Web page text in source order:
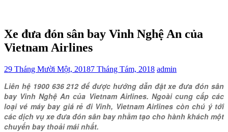
Xe đưa đón sân bay Vinh Nghệ An của
Vietnam Airlines
29 Tháng Mười Một, 20187 Tháng Tám, 2018 admin
Liên hệ 1900 636 212 để được hướng dẫn đặt xe đưa đón sân
bay Vinh Nghệ An của Vietnam Airlines. Ngoài cung cấp các
loại vé máy bay giá rẻ đi Vinh, Vietnam Airlines còn chú ý tới
các dịch vụ xe đưa đón sân bay nhằm tạo cho hành khách một
chuyến bay thoải mái nhất.